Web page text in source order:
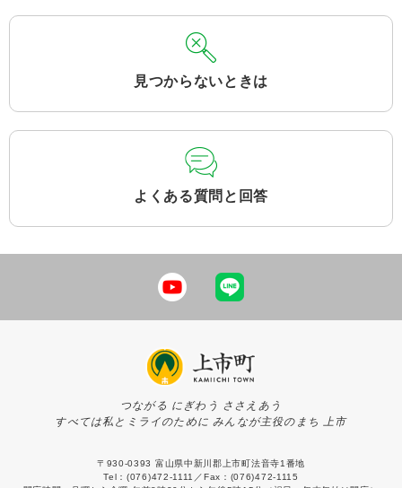
見つからないときは
よくある質問と回答
つながる にぎわう ささえあう
すべては私とミライのために みんなが主役のまち 上市
〒930-0393 富山県中新川郡上市町法音寺1番地
Tel：(076)472-1111／Fax：(076)472-1115